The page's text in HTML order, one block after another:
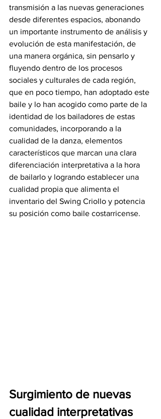
transmisión a las nuevas generaciones
desde diferentes espacios, abonando
un importante instrumento de análisis y
evolución de esta manifestación, de
una manera orgánica, sin pensarlo y
fluyendo dentro de los procesos
sociales y culturales de cada región,
que en poco tiempo, han adoptado este
baile y lo han acogido como parte de la
identidad de los bailadores de estas
comunidades, incorporando a la
cualidad de la danza, elementos
característicos que marcan una clara
diferenciación interpretativa a la hora
de bailarlo y logrando establecer una
cualidad propia que alimenta el
inventario del Swing Criollo y potencia
su posición como baile costarricense.
Surgimiento de nuevas
cualidad interpretativas